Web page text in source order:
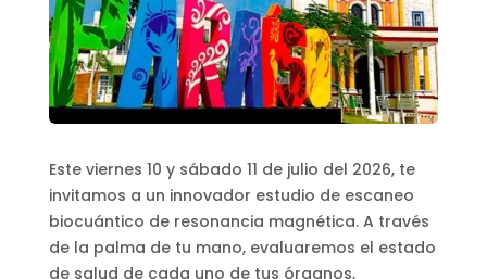
Este viernes 10 y sábado 11 de julio del 2026, te
invitamos a un innovador estudio de escaneo
biocuántico de resonancia magnética. A través
de la palma de tu mano, evaluaremos el estado
de salud de cada uno de tus órganos,